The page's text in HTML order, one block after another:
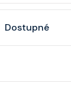
Dostupné